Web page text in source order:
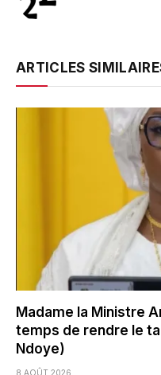
ARTICLES
Madame la Ministre
temps de rendre le
Ndoye)
8 AOÛT 2026